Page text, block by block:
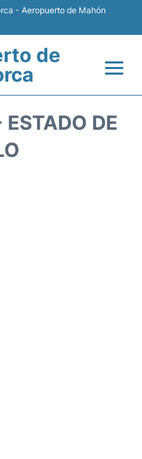
- Aeropuerto de Mahón
de
DE